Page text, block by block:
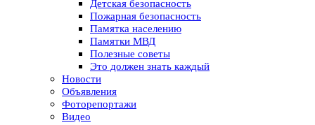
Детская безопасность
Пожарная безопасность
Памятка населению
Памятки МВД
Полезные советы
Это должен знать каждый
Новости
Объявления
Фоторепортажи
Видео